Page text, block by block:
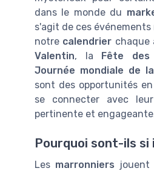
dans le monde du
s'agit de ces
notre calendrier chaque
Valentin, la Fête des
Journée mondiale de
sont des opportunités
se connecter avec
pertinente et
Pourquoi sont-ils
Les marronniers jouent